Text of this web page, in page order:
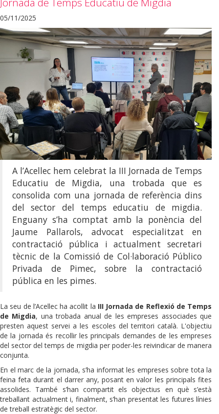
05/11/2025
A l’Acellec hem celebrat la III Jornada de Temps
Educatiu de Migdia, una trobada que es
consolida com una jornada de referència dins
del sector del temps educatiu de migdia.
Enguany s’ha comptat amb la ponència del
Jaume Pallarols, advocat especialitzat en
contractació pública i actualment secretari
tècnic de la Comissió de Col·laboració Público
Privada de Pimec, sobre la contractació
pública en les pimes.
La seu de l’Acellec ha acollit la III Jornada de Reflexió de Temps
de Migdia, una trobada anual de les empreses associades que
presten aquest servei a les escoles del territori català. L'objectiu
de la jornada és recollir les principals demandes de les empreses
del sector del temps de migdia per poder-les reivindicar de manera
conjunta.
En el marc de la jornada, s’ha informat les empreses sobre tota la
feina feta durant el darrer any, posant en valor les principals fites
assolides. També s’han compartit els objectius en què s’està
treballant actualment i, finalment, s’han presentat les futures línies
de treball estratègic del sector.